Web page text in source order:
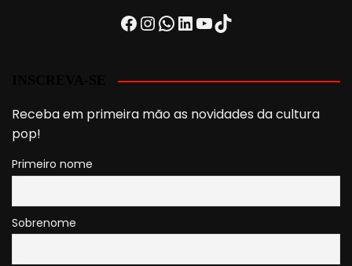
Facebook
Instagram
WhatsApp
LinkedIn
Youtube
TikTok
Receba em primeira mão as novidades da cultura
pop!
Primeiro nome
Sobrenome